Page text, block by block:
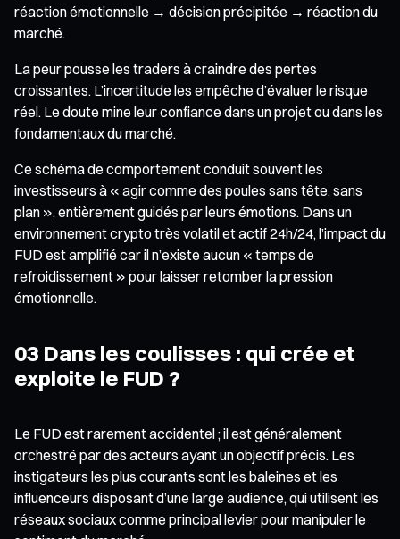
réaction émotionnelle → décision précipitée → réaction du
marché.
La peur pousse les traders à craindre des pertes
croissantes. L’incertitude les empêche d’évaluer le risque
réel. Le doute mine leur confiance dans un projet ou dans les
fondamentaux du marché.
Ce schéma de comportement conduit souvent les
investisseurs à « agir comme des poules sans tête, sans
plan », entièrement guidés par leurs émotions. Dans un
environnement crypto très volatil et actif 24h/24, l’impact du
FUD est amplifié car il n’existe aucun « temps de
refroidissement » pour laisser retomber la pression
émotionnelle.
03 Dans les coulisses : qui crée et
exploite le FUD ?
Le FUD est rarement accidentel ; il est généralement
orchestré par des acteurs ayant un objectif précis. Les
instigateurs les plus courants sont les baleines et les
influenceurs disposant d’une large audience, qui utilisent les
réseaux sociaux comme principal levier pour manipuler le